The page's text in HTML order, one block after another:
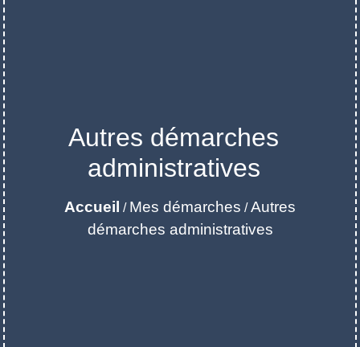
Autres démarches
administratives
Accueil / Mes démarches / Autres
démarches administratives